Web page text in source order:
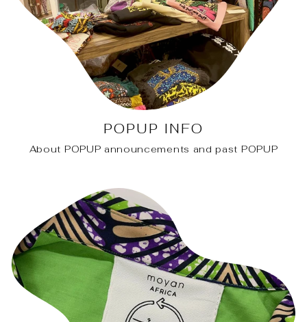
POPUP INFO
About POPUP announcements and past POPUP